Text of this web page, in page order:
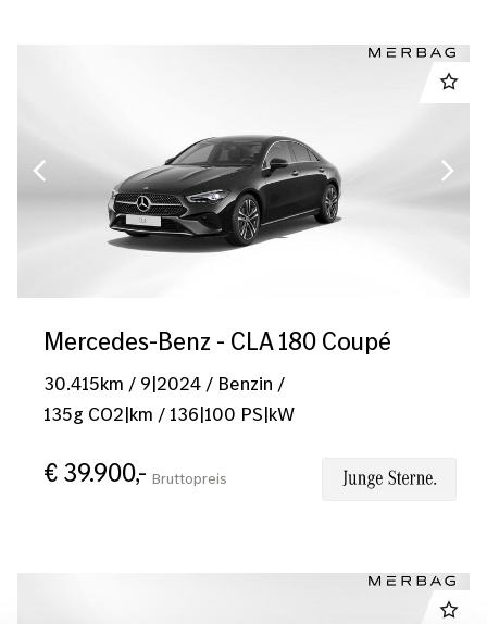
Mercedes-Benz - CLA 180 Coupé
30.415km / 9|2024 / Benzin /
135g CO2|km / 136|100 PS|kW
€ 39.900,- Bruttopreis